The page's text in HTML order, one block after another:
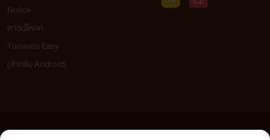
Notice
ดาวน์โหลด
Tunwalai Easy
(สำหรับ Android)